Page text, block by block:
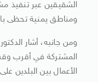
الشقيقين عبر
ومناطق يمنية تحظى
ومن جانبه، أشار
المشتركة في أقرب
الأعمال بين البلدين